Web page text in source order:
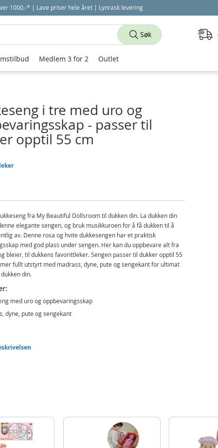
1000,-* | Lave priser hele året | Lynrask levering
i tre med uro og
- passer til
opptil 55 cm
fra My Beautiful Dollsroom til dukken din. La dukken din
elegante sengen, og bruk musikkuroen for å få dukken til å
av. Denne rosa og hvite dukkesengen har et praktisk
med god plass under sengen. Her kan du oppbevare alt fra
bleier, til dukkens favorittleker. Sengen passer til dukker opptil 55
fullt utstyrt med madrass, dyne, pute og sengekant for ultimat
din.
med uro og oppbevaringsskap
dyne, pute og sengekant
50 x 30 x 15 cm (LxBxH)
8710124135930
Søk
Medlem 3 for 2 Outlet